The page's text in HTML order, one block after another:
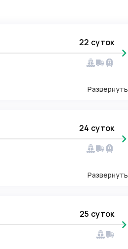
22 суток
Развернуть
24 суток
Развернуть
25 суток